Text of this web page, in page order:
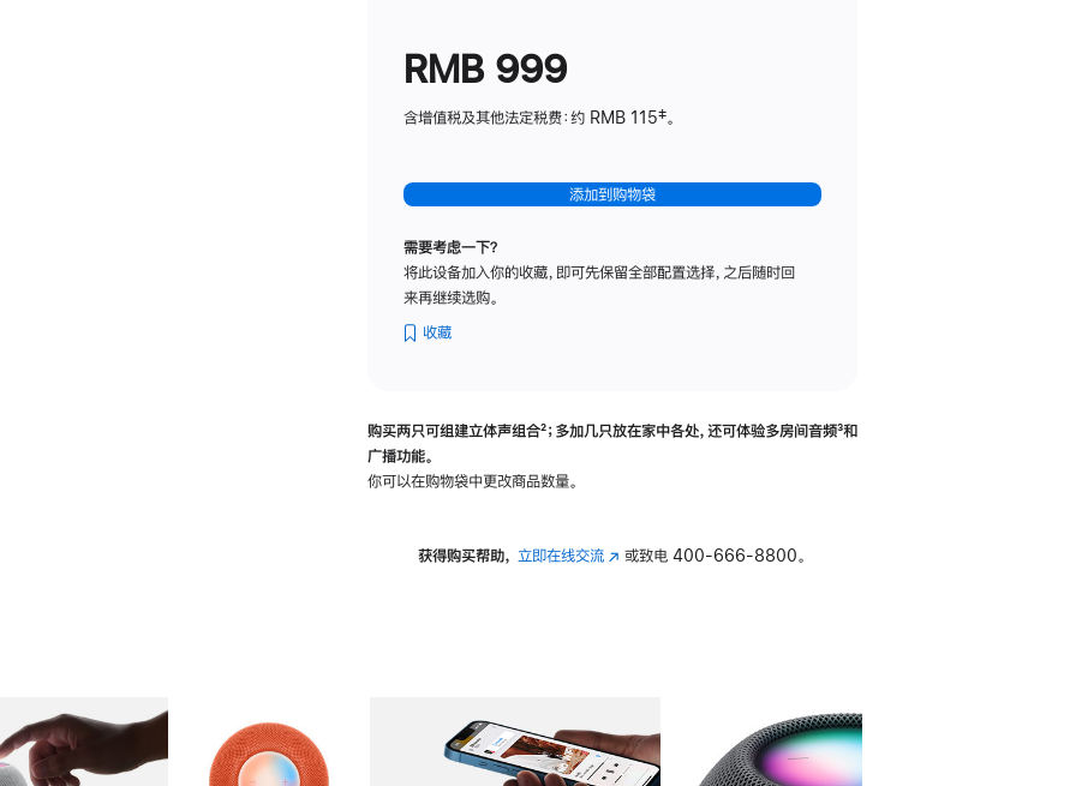
RMB 999
含增值税及其他法定税费：约 RMB 115‡。
添加到购物袋
需要考虑一下？
将此设备加入你的收藏，即可先保留全部配置选择，之后随时回
来再继续选购。
收藏
购买两只可组建立体声组合脚
²；多加几只放在家中各处，还可体验多‍房‍间音频脚
³和
广播功能。
你可以在购物袋中更改商品数量。
获得购买帮助， 立即在线交流(在 或致电 400-666-8800。